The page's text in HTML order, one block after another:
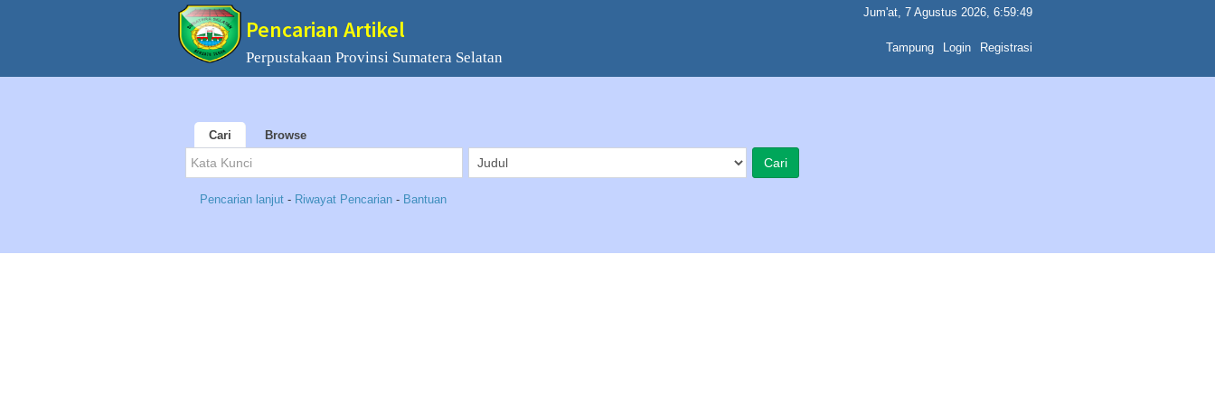
Pencarian Artikel
Perpustakaan Provinsi Sumatera Selatan
Jum'at, 7 Agustus 2026, 6:59:49
Tampung Login Registrasi
Cari Browse
Pencarian lanjut - Riwayat Pencarian - Bantuan